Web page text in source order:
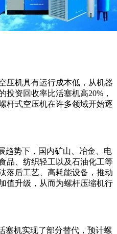
压机具有运行成本低，从机器
投资回收率比活塞机高20%，
杆式空压机在许多领域开始逐
趋势下，国内矿山、冶金、电
品、纺织轻工以及石油化工等
落后工艺、高耗能设备，推动
值升级，从而为螺杆压缩机行
塞机实现了部分替代，预计螺